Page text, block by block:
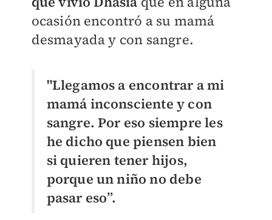
ocasión encontró a su mamá
desmayada y con sangre.
"Llegamos a encontrar a mi
mamá inconsciente y con
sangre. Por eso siempre les
he dicho que piensen bien
si quieren tener hijos,
porque un niño no debe
pasar eso”.